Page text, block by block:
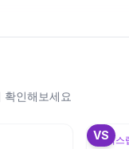
확인해보세요
VS
뷰틱스